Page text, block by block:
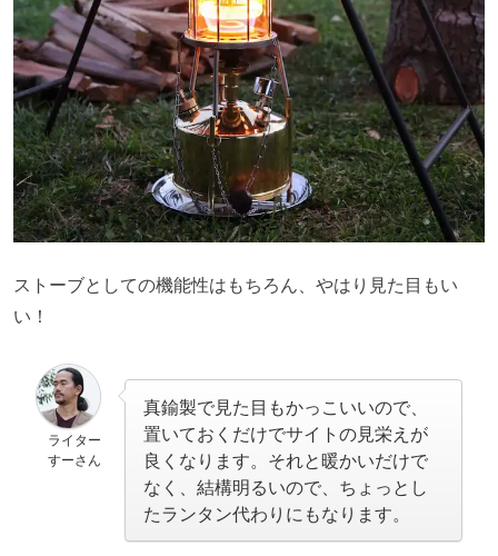
ストーブとしての機能性はもちろん、やはり見た目もい
い！
ライター
すーさん
真鍮製で見た目もかっこいいので、
置いておくだけでサイトの見栄えが
良くなります。それと暖かいだけで
なく、結構明るいので、ちょっとし
たランタン代わりにもなります。